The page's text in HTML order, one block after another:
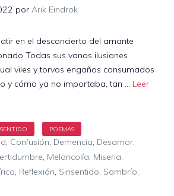
por Arik Eindrok
en el desconcierto del amante
Todas sus vanas ilusiones
viles y torvos engaños consumados
y cómo ya no importaba, tan … Leer
Confusión Demencia Desamor,
Melancolía Miseria
Reflexión Sinsentido Sombrío